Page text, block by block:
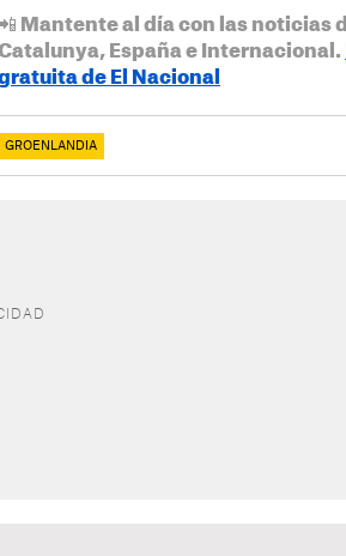
📲 Mantente al día con las noticias
España e Internacional.
de El Nacional
GROENLANDIA